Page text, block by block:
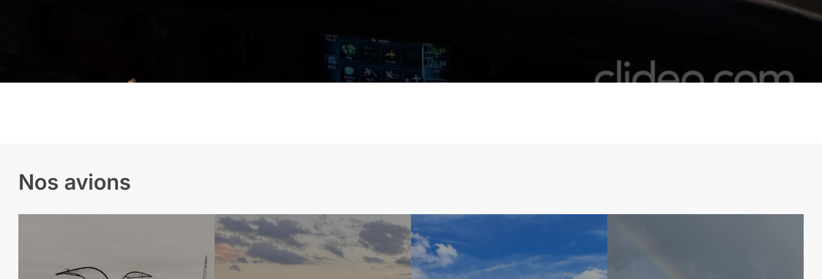
Nos avions